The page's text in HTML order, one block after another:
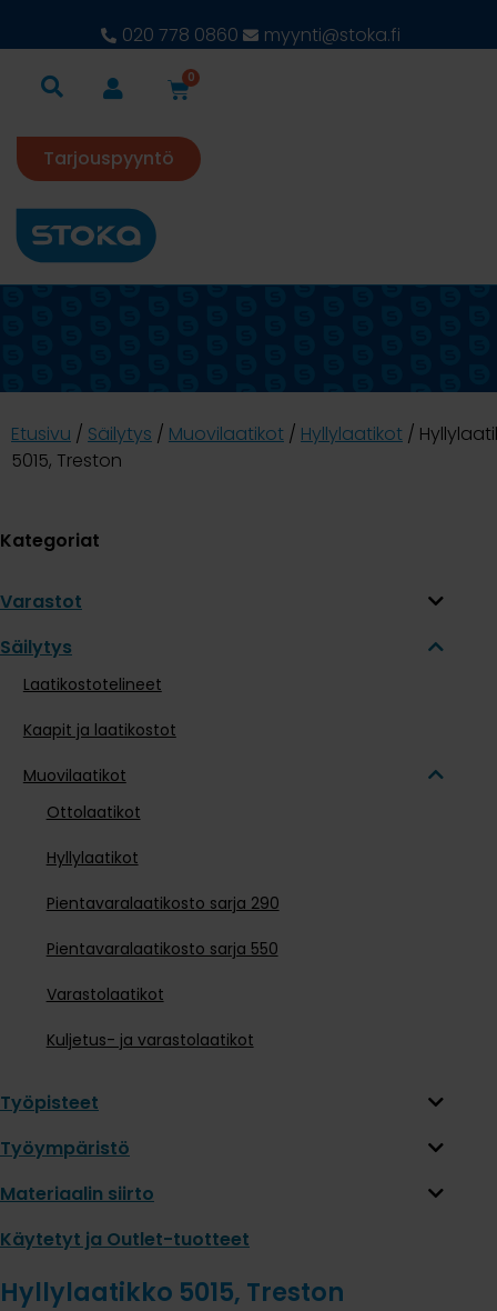
020 778 0860 myynti@stoka.fi
0
Tarjouspyyntö
Etusivu / Säilytys / Muovilaatikot / Hyllylaatikot /
5015, Treston
Kategoriat
Varastot
Säilytys
Laatikostotelineet
Kaapit ja laatikostot
Muovilaatikot
Ottolaatikot
Hyllylaatikot
Pientavaralaatikosto sarja 290
Pientavaralaatikosto sarja 550
Varastolaatikot
Kuljetus- ja varastolaatikot
Työpisteet
Työympäristö
Materiaalin siirto
Käytetyt ja Outlet-tuotteet
Hyllylaatikko 5015, Treston